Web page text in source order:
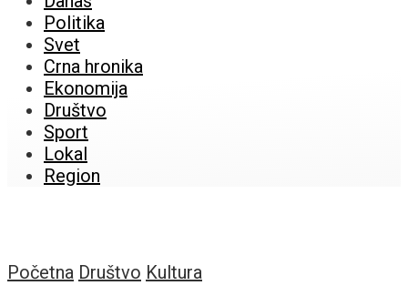
Politika
Svet
Crna hronika
Ekonomija
Društvo
Sport
Lokal
Region
Početna Društvo Kultura